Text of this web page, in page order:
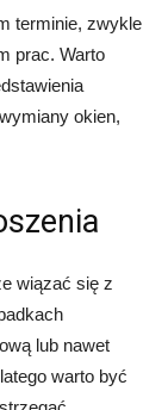
terminie, zwykle
prac. Warto
okien,
wiązać się z
lub nawet
warto być